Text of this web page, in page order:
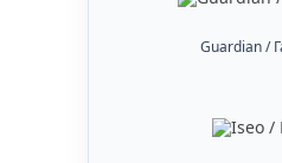
Guardian /